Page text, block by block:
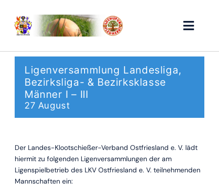
Inhalt
springen
Toggle
Vorstand
Historie
Vereinsservice
Ergebnisse
Ligenversammlung Landesliga,
Bezirksliga- & Bezirksklasse
Männer I – III
27 August
Der Landes-Klootschießer-Verband Ostfriesland e. V. lädt
hiermit zu folgenden Ligenversammlungen der am
Ligenspielbetrieb des LKV Ostfriesland e. V. teilnehmenden
Mannschaften ein: